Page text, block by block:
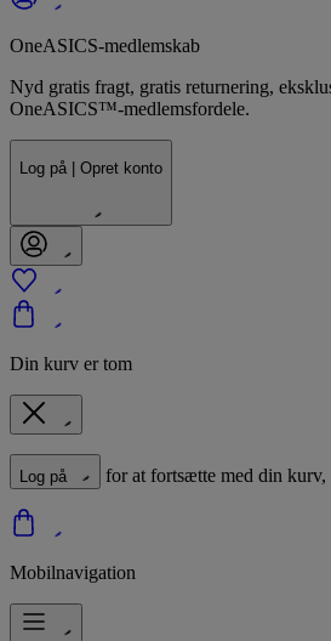
OneASICS-medlemskab
Nyd gratis fragt, gratis returnering,
OneASICS™-medlemsfordele.
Log på | Opret konto
Din kurv er tom
Log på for at fortsætte med din kurv,
Mobilnavigation